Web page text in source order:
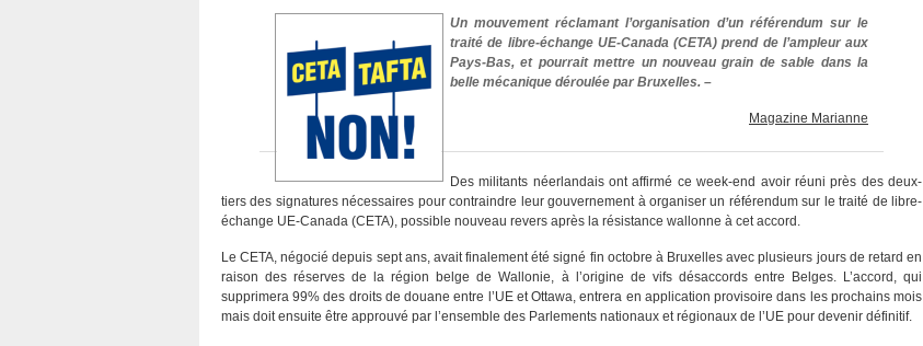
Un mouvement réclamant l’organisation d’un référendum sur le
traité de libre-échange UE-Canada (CETA) prend de l’ampleur aux
Pays-Bas, et pourrait mettre un nouveau grain de sable dans la
belle mécanique déroulée par Bruxelles. –
Magazine Marianne
Des militants néerlandais ont affirmé ce week-end avoir réuni près des deux-
tiers des signatures nécessaires pour contraindre leur gouvernement à organiser un référendum sur le traité de libre-
échange UE-Canada (CETA), possible nouveau revers après la résistance wallonne à cet accord.
Le CETA, négocié depuis sept ans, avait finalement été signé fin octobre à Bruxelles avec plusieurs jours de retard en
raison des réserves de la région belge de Wallonie, à l’origine de vifs désaccords entre Belges. L’accord, qui
supprimera 99% des droits de douane entre l’UE et Ottawa, entrera en application provisoire dans les prochains mois
mais doit ensuite être approuvé par l’ensemble des Parlements nationaux et régionaux de l’UE pour devenir définitif.